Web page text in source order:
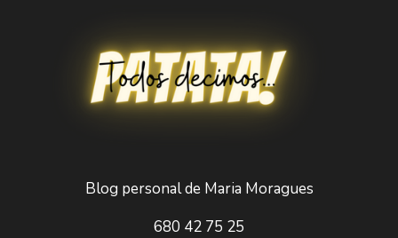
Blog personal de Maria Moragues
680 42 75 25